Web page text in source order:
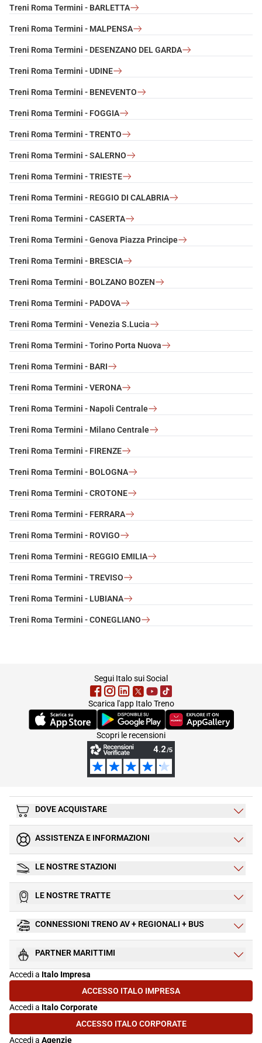
Treni Roma Termini - BARLETTA
Treni Roma Termini - MALPENSA
Treni Roma Termini - DESENZANO DEL GARDA
Treni Roma Termini - UDINE
Treni Roma Termini - BENEVENTO
Treni Roma Termini - FOGGIA
Treni Roma Termini - TRENTO
Treni Roma Termini - SALERNO
Treni Roma Termini - TRIESTE
Treni Roma Termini - REGGIO DI CALABRIA
Treni Roma Termini - CASERTA
Treni Roma Termini - Genova Piazza Principe
Treni Roma Termini - BRESCIA
Treni Roma Termini - BOLZANO BOZEN
Treni Roma Termini - PADOVA
Treni Roma Termini - Venezia S.Lucia
Treni Roma Termini - Torino Porta Nuova
Treni Roma Termini - BARI
Treni Roma Termini - VERONA
Treni Roma Termini - Napoli Centrale
Treni Roma Termini - Milano Centrale
Treni Roma Termini - FIRENZE
Treni Roma Termini - BOLOGNA
Treni Roma Termini - CROTONE
Treni Roma Termini - FERRARA
Treni Roma Termini - ROVIGO
Treni Roma Termini - REGGIO EMILIA
Treni Roma Termini - TREVISO
Treni Roma Termini - LUBIANA
Treni Roma Termini - CONEGLIANO
Segui Italo sui Social
Scarica l'app Italo Treno
(Si apre in una nuova scheda)(Si apre in una nuova scheda)
(Si apre in una nuova
Scopri le recensioni
DOVE ACQUISTARE
ASSISTENZA E INFORMAZIONI
LE NOSTRE STAZIONI
LE NOSTRE TRATTE
CONNESSIONI TRENO AV + REGIONALI + BUS
PARTNER MARITTIMI
Accedi a Italo Impresa
ACCESSO ITALO IMPRESA(SI APRE IN UNA NUOVA SCHEDA)
Accedi a Italo Corporate
ACCESSO ITALO CORPORATE(SI APRE IN UNA NUOVA SCHEDA)
Accedi a Agenzie